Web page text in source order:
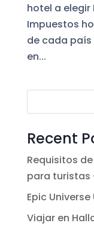
hotel a elegir
Impuestos
de cada
en...
Recent
Requisitos
para turistas
Epic
Viajar en